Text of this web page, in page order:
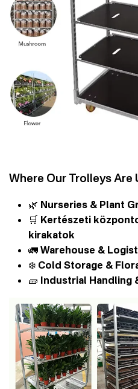
Where Our Trolleys Are
🌿 Nurseries & Plant
🛒 Kertészeti
kirakatok
🚛 Warehouse &
❄️ Cold Storage &
🧱 Industrial Handling